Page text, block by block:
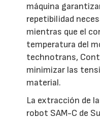
máquina
repetibilidad
mientras que el
temperatura del
technotrans,
minimizar las
material.
La extracción de
robot SAM-C de